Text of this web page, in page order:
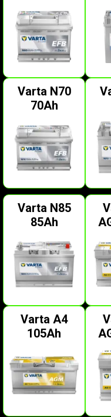
Varta N70
70Ah
Varta N85
85Ah
Varta A4
105Ah